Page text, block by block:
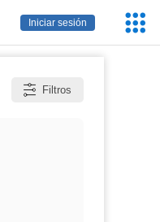
Iniciar sesión
Filtros